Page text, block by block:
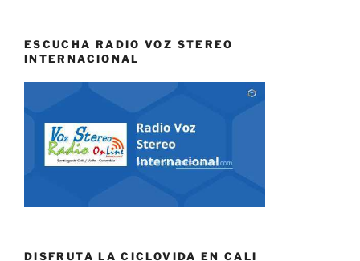
ESCUCHA RADIO VOZ STEREO
INTERNACIONAL
DISFRUTA LA CICLOVIDA EN CALI